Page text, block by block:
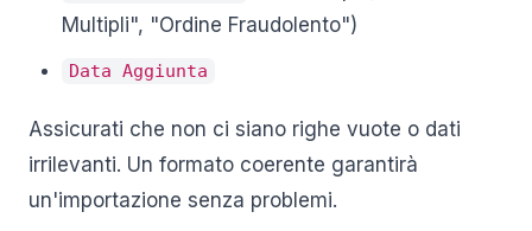
Multipli", "Ordine Fraudolento")
Data Aggiunta
Assicurati che non ci siano righe vuote o dati
irrilevanti. Un formato coerente garantirà
un'importazione senza problemi.